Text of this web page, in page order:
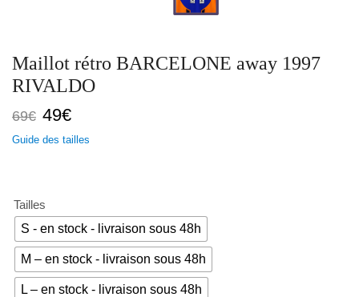
Maillot rétro BARCELONE away 1997
RIVALDO
69€ Le
initial
49€Le
actuel
Guide des tailles
Tailles
S - en stock - livraison sous 48h
M – en stock - livraison sous 48h
L – en stock - livraison sous 48h